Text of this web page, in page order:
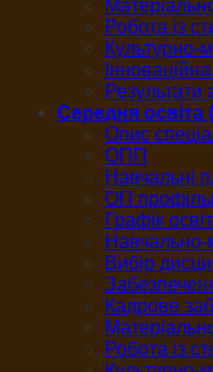
Робота із
Культурно-
Результати
Середня освіта
Опис
ОПП
Навчальні
ОП
Графік
Навчально-
Вибір
Кадрове
Робота із